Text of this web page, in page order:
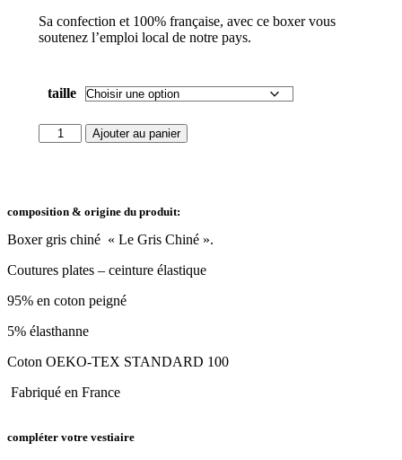
Sa confection et 100% française, avec ce boxer vous
soutenez l’emploi local de notre pays.
taille
Ajouter au panier
composition & origine du produit:
Boxer gris chiné « Le Gris Chiné ».
Coutures plates – ceinture élastique
95% en coton peigné
5% élasthanne
Coton OEKO-TEX STANDARD 100
Fabriqué en France
compléter votre vestiaire